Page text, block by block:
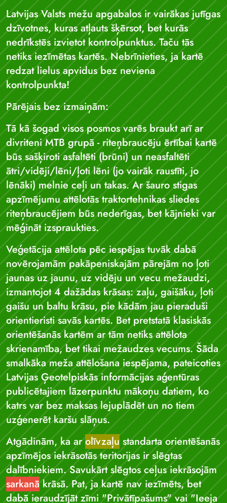
Latvijas Valsts mežu apgabalos ir vairākas jutīgas
dzīvotnes, kuras atļauts šķērsot, bet kurās
nedrīkstēs izvietot kontrolpunktus. Taču tās
netiks iezīmētas kartēs. Nebrīnieties, ja kartē
redzat lielus apvidus bez neviena
kontrolpunkta!
Pārējais bez izmaiņām:
Tā kā šogad visos posmos varēs braukt arī ar
divriteni MTB grupā - riteņbraucēju ērtībai kartē
būs sašķiroti asfaltēti (brūni) un neasfaltēti
ātri/vidēji/lēni/ļoti lēni (jo vairāk raustīti, jo
lēnāki) melnie ceļi un takas. Ar šauro stigas
apzīmējumu attēlotās traktortehnikas sliedes
riteņbraucējiem būs nederīgas, bet kājnieki var
mēģināt izspraukties.
Veģetācija attēlota pēc iespējas tuvāk dabā
novērojamām pakāpeniskajām pārejām no ļoti
jaunas uz jaunu, uz vidēju un vecu mežaudzi,
izmantojot 4 dažādas krāsas: zaļu, gaišāku, ļoti
gaišu un baltu krāsu, pie kādām jau pieraduši
orientieristi savās kartēs. Bet pretstatā klasiskās
orientēšanās kartēm ar tām netiks attēlota
skrienamība, bet tikai mežaudzes vecums. Šāda
smalkāka meža attēlošana iespējama, pateicoties
Latvijas Ģeotelpiskās informācijas aģentūras
publicētajiem lāzerpunktu mākoņu datiem, ko
katrs var bez maksas lejuplādēt un no tiem
uzģenerēt karšu slāņus.
Atgādinām, ka arolīvzaļu standarta orientēšanās
apzīmējos iekrāsotās teritorijas ir slēgtas
dalībniekiem. Savukārt slēgtos ceļus iekrāsojām
sarkanākrāsā. Pat, ja kartē nav iezīmēts, bet
dabā ieraudzījāt zīmi "Privātīpašums" vai "Ieeja